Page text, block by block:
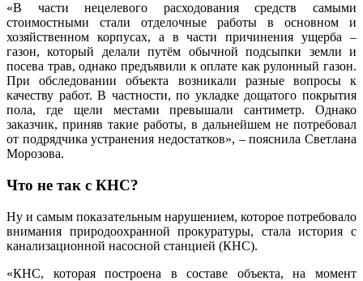
«В части нецелевого расходования средств самыми
стоимостными стали отделочные работы в основном и
хозяйственном корпусах, а в части причинения ущерба –
газон, который делали путём обычной подсыпки земли и
посева трав, однако предъявили к оплате как рулонный газон.
При обследовании объекта возникали разные вопросы к
качеству работ. В частности, по укладке дощатого покрытия
пола, где щели местами превышали сантиметр. Однако
заказчик, приняв такие работы, в дальнейшем не потребовал
от подрядчика устранения недостатков», – пояснила Светлана
Морозова.
Что не так с КНС?
Ну и самым показательным нарушением, которое потребовало
внимания природоохранной прокуратуры, стала история с
канализационной насосной станцией (КНС).
«КНС, которая построена в составе объекта, на момент